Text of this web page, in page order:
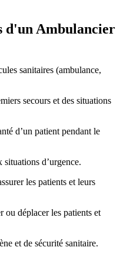
d'un Ambulancier
sanitaires (ambulance,
secours et des situations
d’un patient pendant le
d’urgence.
les patients et leurs
ou déplacer les patients et
et de sécurité sanitaire.